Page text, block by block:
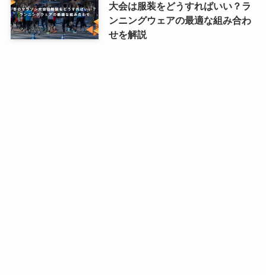
大会は服装をどうすればいい？ラ
ンニングウェアの最適な組み合わ
せを解説